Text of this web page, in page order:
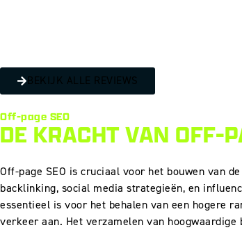
BEKIJK ALLE REVIEWS
Off-page SEO
DE KRACHT VAN OFF-
Off-page SEO is cruciaal voor het bouwen van
backlinking, social media strategieën, en
essentieel is voor het behalen van een hogere
verkeer aan. Het verzamelen van